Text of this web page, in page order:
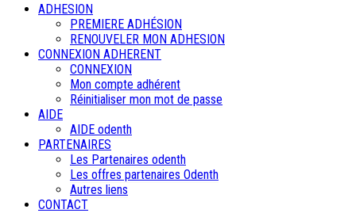
ADHESION
PREMIERE ADHÉSION
RENOUVELER MON ADHESION
CONNEXION ADHERENT
CONNEXION
Mon compte adhérent
Réinitialiser mon mot de passe
AIDE
AIDE odenth
PARTENAIRES
Les Partenaires odenth
Les offres partenaires Odenth
Autres liens
CONTACT